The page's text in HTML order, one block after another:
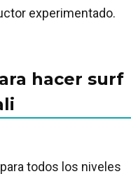
experimentado.
hacer surf
todos los niveles